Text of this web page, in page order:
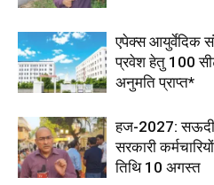
एपेक्स आयुर्वेदिक
प्रवेश हेतु 100
अनुमति प्राप्त*
हज-2027: सऊदी
सरकारी
तिथि 10 अगस्त